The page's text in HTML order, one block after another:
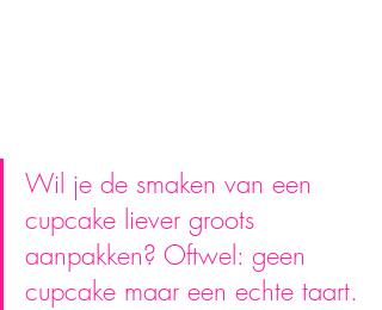
Wil je de smaken van een
cupcake liever groots
aanpakken? Oftwel: geen
cupcake maar een echte taart.